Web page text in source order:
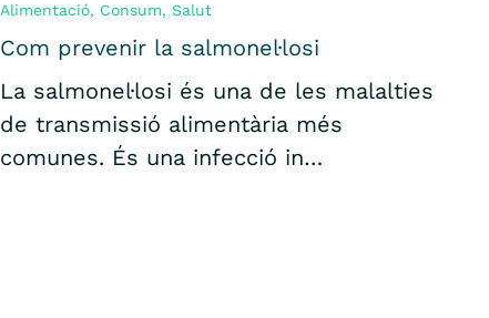
Alimentació, Consum, Salut
Com prevenir la salmonel·losi
La salmonel·losi és una de les malalties
de transmissió alimentària més
comunes. És una infecció in…